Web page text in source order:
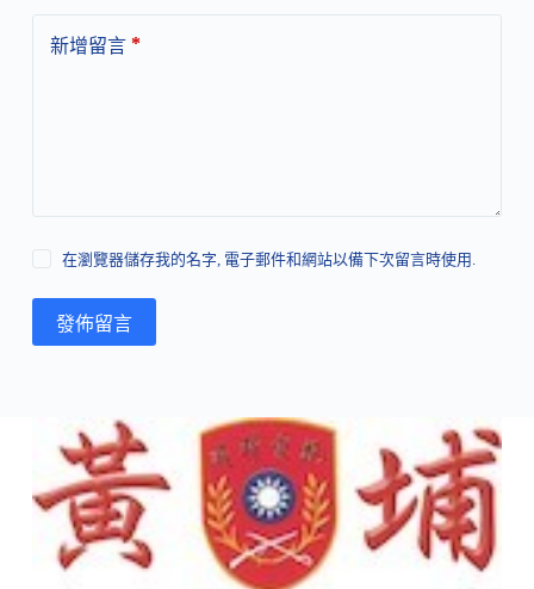
新增留言*
在瀏覽器儲存我的名字, 電子郵件和網站以備下次留言時使用.
發佈留言